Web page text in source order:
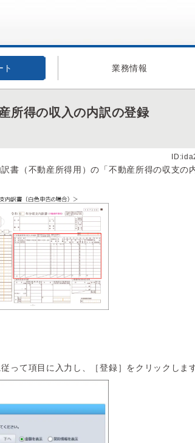
ト 業務情報
所得の収入の内訳の登録
書（不動産所得用）の「不動産所得の収支の
って項目に入力し、［登録］をクリックしま